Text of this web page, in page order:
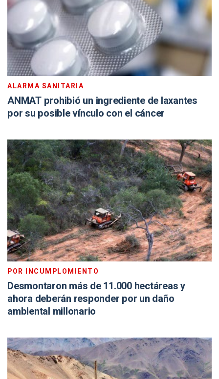
ALARMA SANITARIA
ANMAT prohibió un ingrediente de laxantes
por su posible vínculo con el cáncer
POR INCUMPLOMIENTO
Desmontaron más de 11.000 hectáreas y
ahora deberán responder por un daño
ambiental millonario